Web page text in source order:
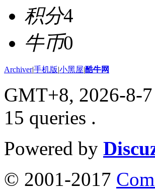
积分4
牛币0
Archiver|手机版|小黑屋|酷牛网
GMT+8, 2026-8-
15 queries .
Powered by
© 2001-2017